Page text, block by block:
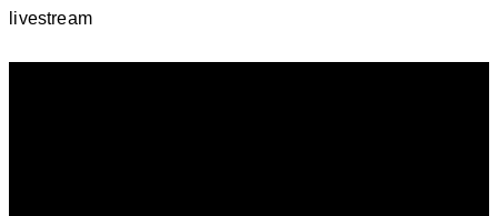
livestream